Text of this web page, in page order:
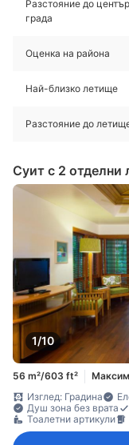
Разстояние до
града
Оценка на района
Най-близко летище
Разстояние до
Суит с 2 отделни
1/10
56 m²/603 ft²
Изглед: Градина
Душ зона без врата
Тоалетни артикули